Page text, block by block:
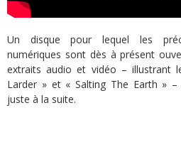
Un disque pour lequel les
numériques sont dès à présent
extraits audio et vidéo – illustrant
Larder » et « Salting The Earth »
juste à la suite.